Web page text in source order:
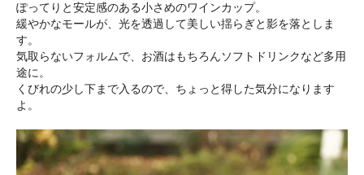
ぽってりと安定感のある小さめのワインカップ。
緩やかなモールが、光を透過して美しい揺らぎと影を落としま
す。
気取らないフォルムで、お酒はもちろんソフトドリンクなど多用
途に。
くびれの少し下まで入るので、ちょっと得した気分になります
よ。